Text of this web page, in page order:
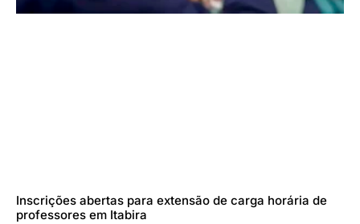
Inscrições abertas para extensão de carga horária de
professores em Itabira